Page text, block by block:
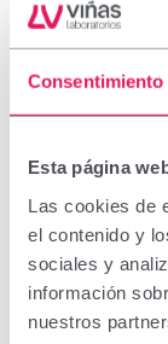
Consentimiento
Esta página
Las cookies de
el contenido y
sociales y
información
nuestros